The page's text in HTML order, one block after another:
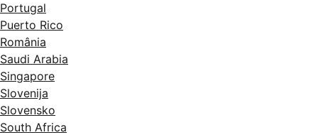
Portugal
Puerto Rico
România
Saudi Arabia
Singapore
Slovenija
Slovensko
South Africa